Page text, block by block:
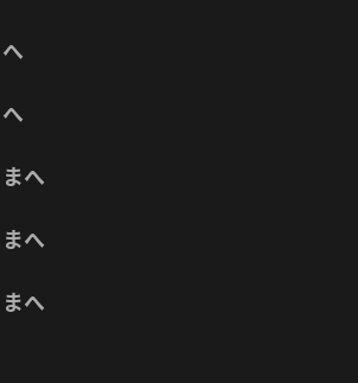
へ
へ
へ